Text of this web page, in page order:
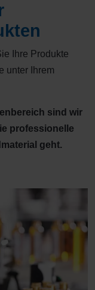
Ihre Produkte
unter Ihrem
sind wir
professionelle
geht.